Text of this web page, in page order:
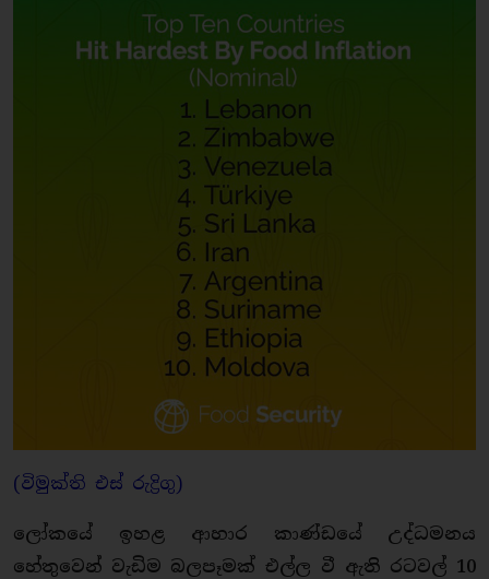
(විමුක්ති එස් රුද්‍රිගු)
ලෝකයේ ඉහළ ආහාර කාණ්ඩයේ උද්ධමනය
හේතුවෙන් වැඩිම බලපෑමක් එල්ල වී ඇති රටවල් 10